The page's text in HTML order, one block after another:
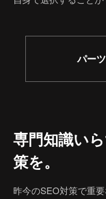
パー
専門知識い
策を。
昨今のSEO対策で重